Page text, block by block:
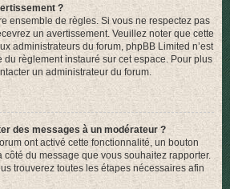
?
ensemble de règles. Si vous ne respectez pas
un avertissement. Veuillez noter que cette
administrateurs du forum, phpBB Limited n’est
règlement instauré sur cet espace. Pour plus
un administrateur du forum.
des messages à un modérateur ?
ont activé cette fonctionnalité, un bouton
côté du message que vous souhaitez rapporter.
trouverez toutes les étapes nécessaires afin